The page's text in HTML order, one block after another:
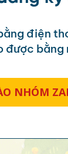
điện
được
NHÓM